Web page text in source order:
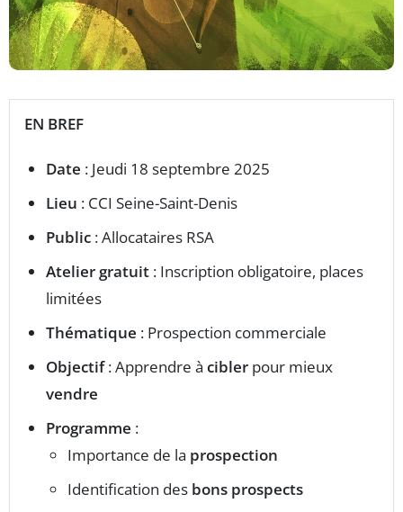
EN BREF
Date : Jeudi 18 septembre 2025
Lieu : CCI Seine-Saint-Denis
Public : Allocataires RSA
Atelier gratuit : Inscription obligatoire, places
limitées
Thématique : Prospection commerciale
Objectif: Apprendre à cibler pour mieux
vendre
Programme :
Importance de la prospection
Identification des bons prospects